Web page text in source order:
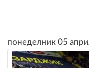
понеделник 05